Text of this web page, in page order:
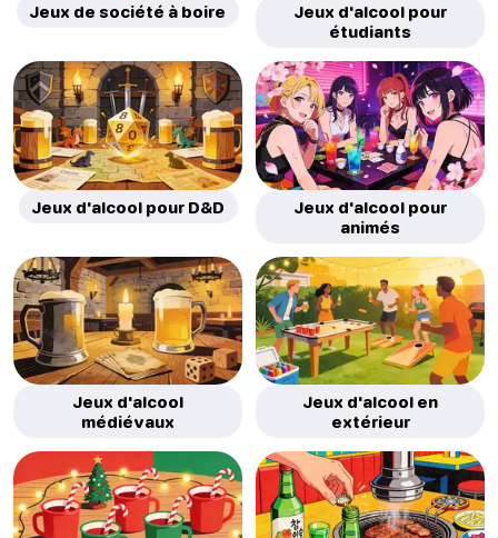
Jeux de société à boire
Jeux d'alcool pour
étudiants
Jeux d'alcool pour D&D
Jeux d'alcool pour
animés
Jeux d'alcool
médiévaux
Jeux d'alcool en
extérieur